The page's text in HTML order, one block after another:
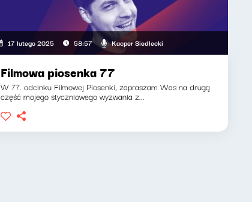
17 lutego 2025 58:57 Kacper Siedlecki
Filmowa piosenka 77
W 77. odcinku Filmowej Piosenki, zapraszam Was na drugą
część mojego styczniowego wyzwania z...